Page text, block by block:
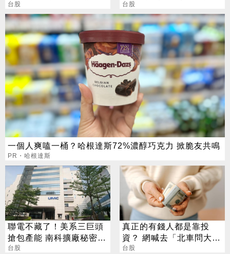
者會
台股
EPS 3.2元，近15個季度
新高
台股
一個人爽嗑一桶？哈根達斯72%濃醇巧克力 掀脆友共鳴
PR・哈根達斯
聯電不藏了！美系三巨頭
搶包產能 南科擴廠秘密曝
光
台股
真正的有錢人都是靠投
資？ 網喊去「北車問大
師」：保證專業
台股